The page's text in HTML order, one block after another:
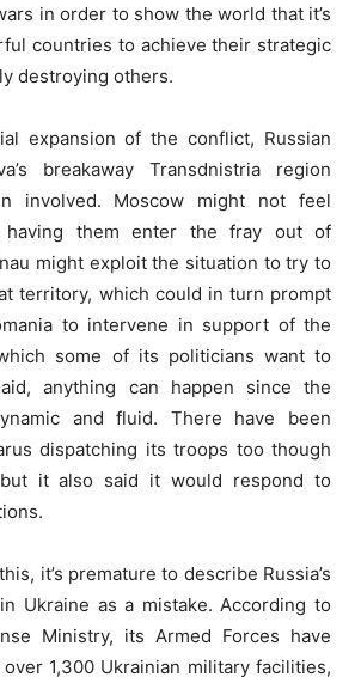
in order to show the world that it’s
countries to achieve their strategic
destroying others.
expansion of the conflict, Russian
breakaway Transdnistria region
involved. Moscow might not feel
having them enter the fray out of
might exploit the situation to try to
territory, which could in turn prompt
to intervene in support of the
some of its politicians want to
anything can happen since the
and fluid. There have been
dispatching its troops too though
it also said it would respond to
it’s premature to describe Russia’s
Ukraine as a mistake. According to
Ministry, its Armed Forces have
1,300 Ukrainian military facilities,